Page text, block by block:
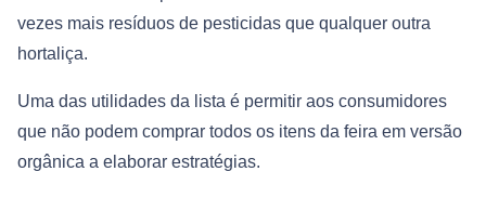
vezes mais resíduos de pesticidas que qualquer outra
hortaliça.
Uma das utilidades da lista é permitir aos consumidores
que não podem comprar todos os itens da feira em versão
orgânica a elaborar estratégias.